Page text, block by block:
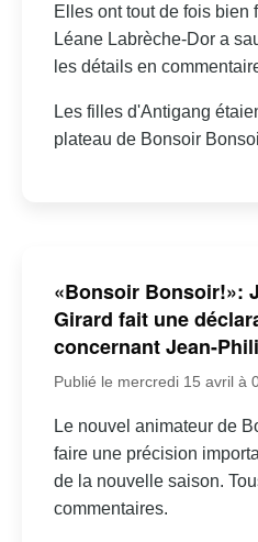
Elles ont tout de fois bien
Léane Labrèche-Dor a
les détails en
Les filles d'Antigang
plateau de Bonsoir
«Bonsoir Bonsoir!»:
Girard fait une
concernant Jean-
Publié le mercredi 15 avril à
Le nouvel animateur de
faire une précision
de la nouvelle saison.
commentaires.